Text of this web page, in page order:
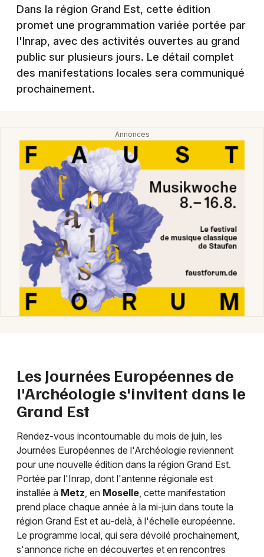
Sports
Soirées
Sorties famille
Expos
Newsletter des sorties
Artistes en tournée
Actus dans le Grand Est
Magazine dans le Grand Est
Choisir mes départements
Mon email
Je m'abonne
Paris
Strasbourg
Toulouse
Toutes les villes
Dans la région Grand Est, cette édition
promet une programmation variée portée par
l'Inrap, avec des activités ouvertes au grand
public sur plusieurs jours. Le détail complet
des manifestations locales sera communiqué
prochainement.
Les Journées Européennes de
l'Archéologie s'invitent dans le
Grand Est
Rendez-vous incontournable du mois de juin, les
Journées Européennes de l'Archéologie reviennent
pour une nouvelle édition dans la région Grand Est.
Portée par l'Inrap, dont l'antenne régionale est
installée à Metz, en Moselle, cette manifestation
prend place chaque année à la mi-juin dans toute la
région Grand Est et au-delà, à l'échelle européenne.
Le programme local, qui sera dévoilé prochainement,
s'annonce riche en découvertes et en rencontres